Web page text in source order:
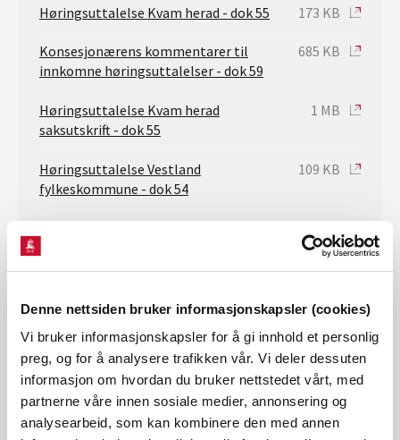
Denne nettsiden bruker informasjonskapsler (cookies)
Vi bruker informasjonskapsler for å gi innhold et personlig
preg, og for å analysere trafikken vår. Vi deler dessuten
informasjon om hvordan du bruker nettstedet vårt, med
partnerne våre innen sosiale medier, annonsering og
analysearbeid, som kan kombinere den med annen
Høringsuttalelse Kvam herad - dok 55 173 KB
Konsesjonærens kommentarer til
innkomne høringsuttalelser - dok 59
685 KB
Høringsuttalelse Kvam herad
saksutskrift - dok 55
1 MB
Høringsuttalelse Vestland
fylkeskommune - dok 54
109 KB
Grunneigar og sjølaksefiskarlag
tilleggsuttalelse - dok 53
Høringsuttalelse Voss herad
Saksutskrift - dok 52
991 KB